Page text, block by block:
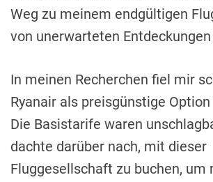
Weg zu meinem endgültigen
von unerwarteten
In meinen Recherchen fiel mir
Ryanair als preisgünstige
Die Basistarife waren
dachte darüber nach, mit dieser
Fluggesellschaft zu buchen, um